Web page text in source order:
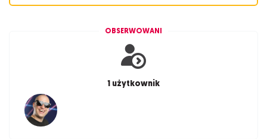
OBSERWOWANI
1 użytkownik